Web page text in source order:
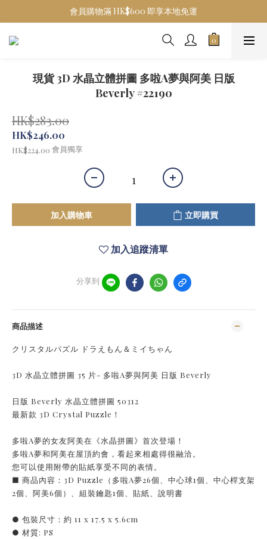
會員購物滿 HK$600 即享本地免運
現貨 3D 水晶立體拼圖 多啦A夢與阿美 日版
Beverly #22190
HK$283.00
HK$246.00
HK$224.00 會員獨享
加入購物車 立即購買
加入追蹤清單
分享到
商品描述
クリスタルパズル ドラえもん＆ミイちゃん
3D 水晶立體拼圖 35 片- 多啦A夢與阿美 日版 Beverly
日版 Beverly 水晶立體拼圖 50312
最新款 3D Crystal Puzzle！
多啦A夢的女友阿美在《水晶拼圖》首次登場！
多啦A夢和阿美在屋頂約會，看起來相處得很融洽。
您可以使用附帶的貼紙享受不同的表情。
■ 商品內容：3D Puzzle（多啦A夢26個、中心球1個、中心桿支架
2個、阿美6個）、組裝鑰匙1個、貼紙、說明書
● 包裝尺寸：約 11 x 17.5 x 5.6cm
● 材質: PS